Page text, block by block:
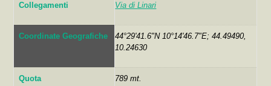
Collegamenti Via di Linari
Coordinate Geografiche
44°29'41.6"N 10°14'46.7"E; 44.49490,
10.24630
Quota 789 mt.